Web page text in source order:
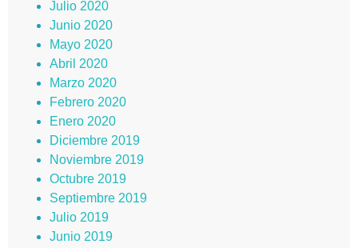
Julio 2020
Junio 2020
Mayo 2020
Abril 2020
Marzo 2020
Febrero 2020
Enero 2020
Diciembre 2019
Noviembre 2019
Octubre 2019
Septiembre 2019
Julio 2019
Junio 2019